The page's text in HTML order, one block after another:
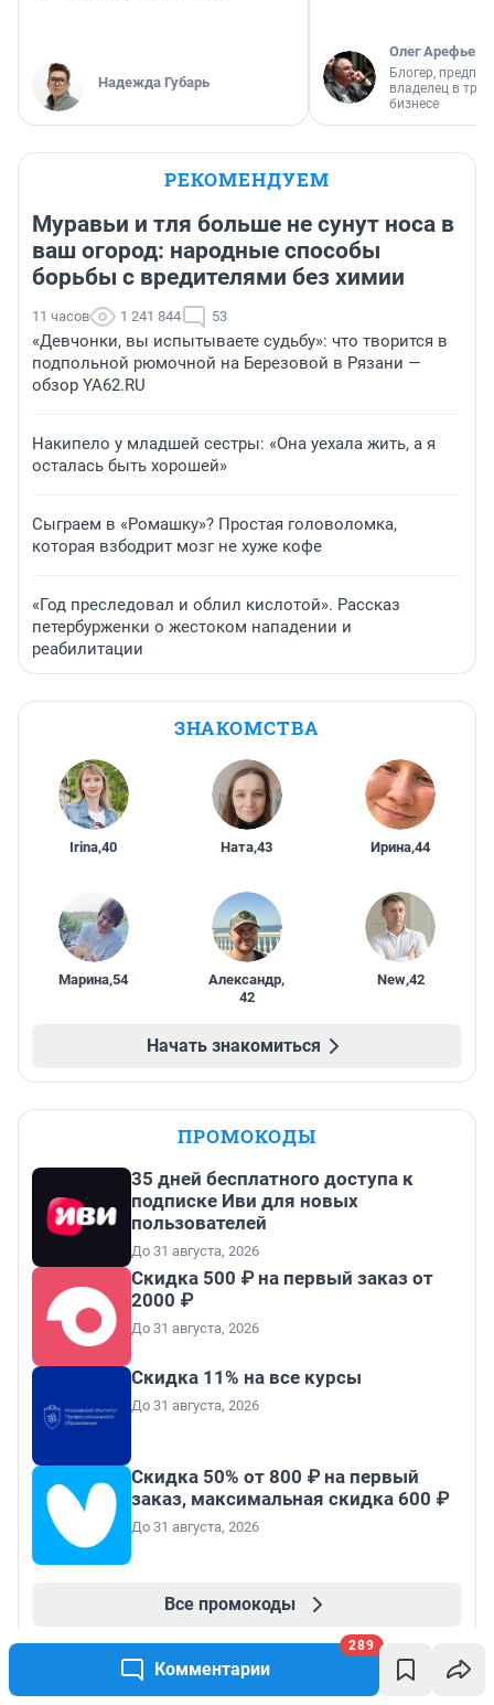
Комментарии
289
Надежда Губарь
Олег Арефьев
Блогер,
владелец в
бизнесе
РЕКОМЕНДУЕМ
Муравьи и тля больше не сунут носа в
ваш огород: народные способы
борьбы с вредителями без химии
11 часов 1 241 844 53
«Девчонки, вы испытываете судьбу»: что творится в
подпольной рюмочной на Березовой в Рязани —
обзор YA62.RU
Накипело у младшей сестры: «Она уехала жить, а я
осталась быть хорошей»
Сыграем в «Ромашку»? Простая головоломка,
которая взбодрит мозг не хуже кофе
«Год преследовал и облил кислотой». Рассказ
петербурженки о жестоком нападении и
реабилитации
ЗНАКОМСТВА
Irina,40 Ната,43 Ирина,44
Марина,54 Александр,
42
New,42
Начать знакомиться
ПРОМОКОДЫ
35 дней бесплатного доступа к
подписке Иви для новых
пользователей
До 31 августа, 2026
Скидка 500 ₽ на первый заказ от
2000 ₽
До 31 августа, 2026
Скидка 11% на все курсы
До 31 августа, 2026
Скидка 50% от 800 ₽ на первый
заказ, максимальная скидка 600 ₽
До 31 августа, 2026
Все промокоды